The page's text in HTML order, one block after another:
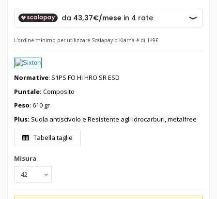
L'ordine minimo per utilizzare Scalapay o Klarna è di 149€
Normative: S1PS FO HI HRO SR ESD
Puntale: Composito
Peso: 610 gr
Plus: Suola antiscivolo e Resistente agli idrocarburi, metalfree
Tabella taglie
Misura